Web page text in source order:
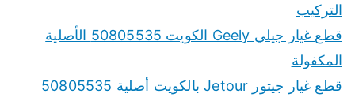
التركيب
قطع غيار جيلي Geely الكويت 50805535 الأصلية
المكفولة
قطع غيار جيتور Jetour بالكويت أصلية 50805535